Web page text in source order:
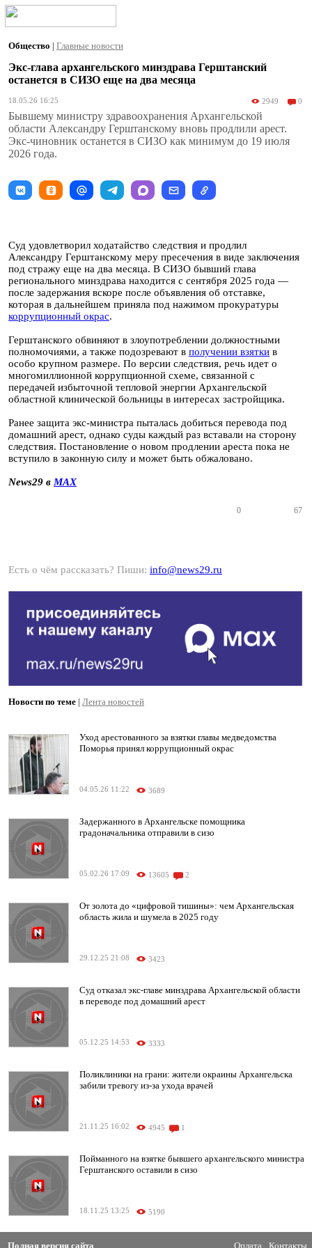
Общество | Главные новости
Экс-глава архангельского минздрава Герштанский
останется в СИЗО еще на два месяца
18.05.26 16:25 2949 0
Бывшему министру здравоохранения Архангельской
области Александру Герштанскому вновь продлили арест.
Экс-чиновник останется в СИЗО как минимум до 19 июля
2026 года.
Суд удовлетворил ходатайство следствия и продлил
Александру Герштанскому меру пресечения в виде заключения
под стражу еще на два месяца. В СИЗО бывший глава
регионального минздрава находится с сентября 2025 года —
после задержания вскоре после объявления об отставке,
которая в дальнейшем приняла под нажимом прокуратуры
коррупционный окрас.
Герштанского обвиняют в злоупотреблении должностными
полномочиями, а также подозревают в получении взятки в
особо крупном размере. По версии следствия, речь идет о
многомиллионной коррупционной схеме, связанной с
передачей избыточной тепловой энергии Архангельской
областной клинической больницы в интересах застройщика.
Ранее защита экс-министра пыталась добиться перевода под
домашний арест, однако суды каждый раз вставали на сторону
следствия. Постановление о новом продлении ареста пока не
вступило в законную силу и может быть обжаловано.
News29 в MAX
0 67
Есть о чём рассказать? Пиши: info@news29.ru
Новости по теме | Лента новостей
Уход арестованного за взятки главы медведомства
Поморья принял коррупционный окрас
04.05.26 11:22 3689
Задержанного в Архангельске помощника
градоначальника отправили в сизо
05.02.26 17:09 13605 2
От золота до «цифровой тишины»: чем Архангельская
область жила и шумела в 2025 году
29.12.25 21:08 3423
Суд отказал экс-главе минздрава Архангельской области
в переводе под домашний арест
05.12.25 14:53 3333
Поликлиники на грани: жители окраины Архангельска
забили тревогу из-за ухода врачей
21.11.25 16:02 4945 1
Пойманного на взятке бывшего архангельского министра
Герштанского оставили в сизо
18.11.25 13:25 5190
Полная версия сайта Оплата Контакты